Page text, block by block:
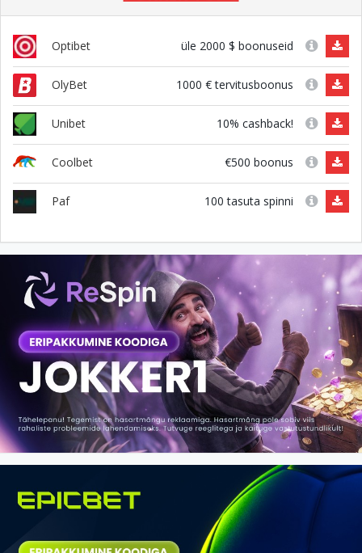
Optibet üle 2000 $ boonuseid
OlyBet 1000 € tervitusboonus
Unibet 10% cashback!
Coolbet €500 boonus
Paf 100 tasuta spinni